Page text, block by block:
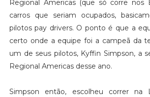
Regional Americas (que só corre nos
carros que seriam ocupados,
pilotos pay drivers. O ponto é que a
certo onde a equipe foi a campeã da
um de seus pilotos, Kyffin Simpson, a
Regional Americas desse ano.
Simpson então, escolheu correr na